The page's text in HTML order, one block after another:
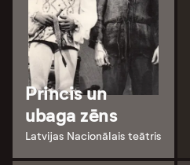
Princis un
ubaga zēns
Latvijas Nacionālais teātris